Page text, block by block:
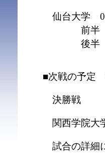
仙台大学 0
前半
後半
■次戦の予定
決勝戦
関西学院大
試合の詳細